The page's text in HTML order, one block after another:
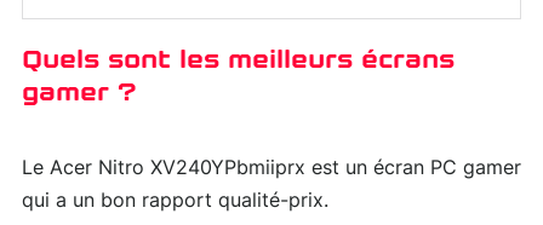
Quels sont les meilleurs écrans
gamer ?
Le Acer Nitro XV240YPbmiiprx est un écran PC gamer
qui a un bon rapport qualité-prix.